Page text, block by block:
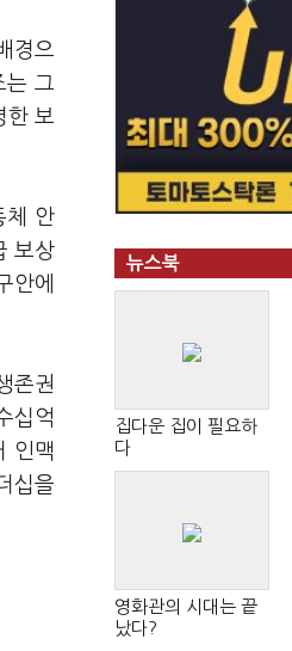
경으
는 그
한 보
체 안
보상
안에
존권
십억
인맥
십을
뉴스북
집다운 집이 필요하
다
영화관의 시대는 끝
났다?